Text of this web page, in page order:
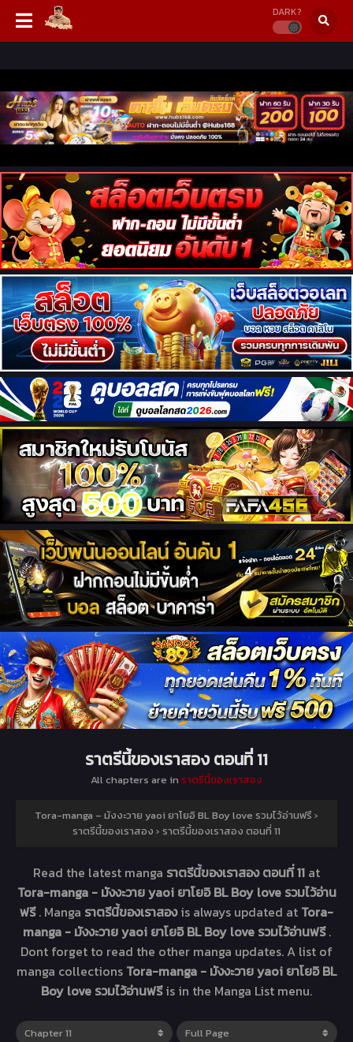
DARK?
ราตรีนี้ของเราสอง ตอนที่ 11
All chapters are in ราตรีนี้ของเราสอง
Tora-manga – มังงะวาย yaoi ยาโยอิ BL Boy love รวมไว้อ่านฟรี ›
ราตรีนี้ของเราสอง › ราตรีนี้ของเราสอง ตอนที่ 11
Read the latest manga ราตรีนี้ของเราสอง ตอนที่ 11 at
Tora-manga - มังงะวาย yaoi ยาโยอิ BL Boy love รวมไว้อ่าน
ฟรี. Manga ราตรีนี้ของเราสองis always updated at Tora-
manga - มังงะวาย yaoi ยาโยอิ BL Boy love รวมไว้อ่านฟรี.
Dont forget to read the other manga updates. A list of
manga collections Tora-manga - มังงะวาย yaoi ยาโยอิ BL
Boy love รวมไว้อ่านฟรีis in the Manga List menu.